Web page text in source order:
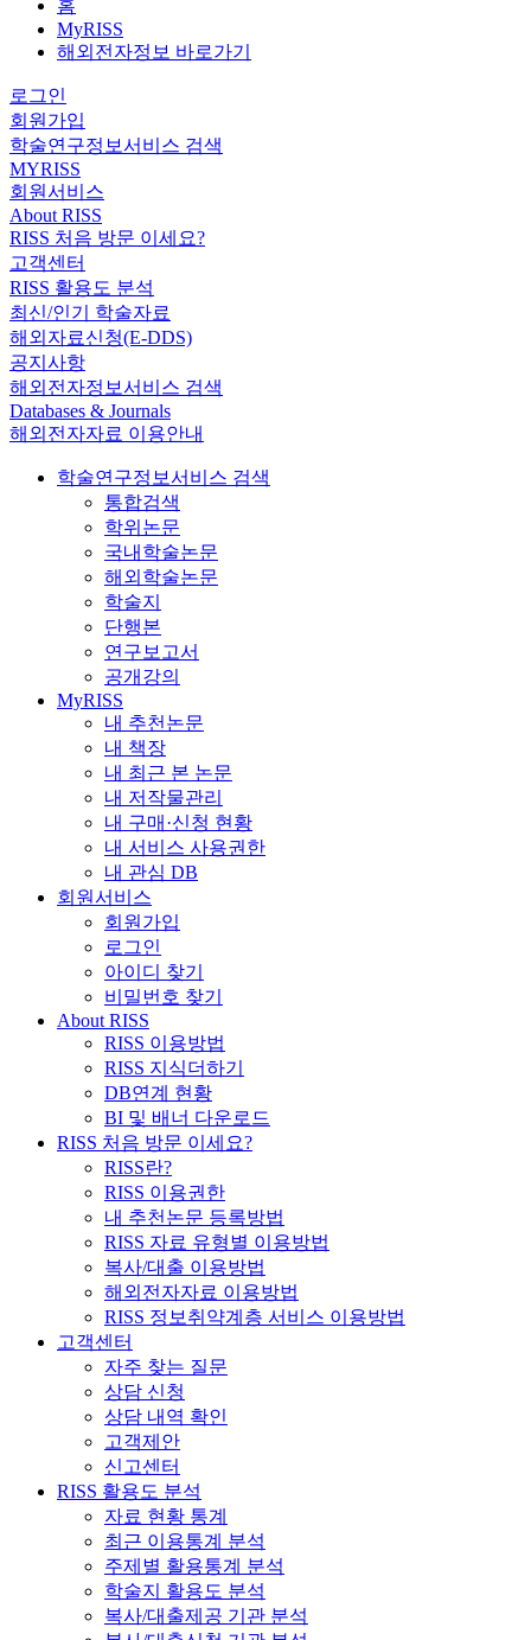
홈
MyRISS
해외전자정보 바로가기
로그인
회원가입
학술연구정보서비스 검색
MYRISS
회원서비스
About RISS
RISS 처음 방문 이세요?
고객센터
RISS 활용도 분석
최신/인기 학술자료
해외자료신청(E-DDS)
공지사항
해외전자정보서비스 검색
Databases & Journals
해외전자자료 이용안내
학술연구정보서비스 검색
통합검색
학위논문
국내학술논문
해외학술논문
학술지
단행본
연구보고서
공개강의
MyRISS
내 추천논문
내 책장
내 최근 본 논문
내 저작물관리
내 구매·신청 현황
내 서비스 사용권한
내 관심 DB
회원서비스
회원가입
로그인
아이디 찾기
비밀번호 찾기
About RISS
RISS 이용방법
RISS 지식더하기
DB연계 현황
BI 및 배너 다운로드
RISS 처음 방문 이세요?
RISS란?
RISS 이용권한
내 추천논문 등록방법
RISS 자료 유형별 이용방법
복사/대출 이용방법
해외전자자료 이용방법
RISS 정보취약계층 서비스 이용방법
고객센터
자주 찾는 질문
상담 신청
상담 내역 확인
고객제안
신고센터
RISS 활용도 분석
자료 현황 통계
최근 이용통계 분석
주제별 활용통계 분석
학술지 활용도 분석
복사/대출제공 기관 분석